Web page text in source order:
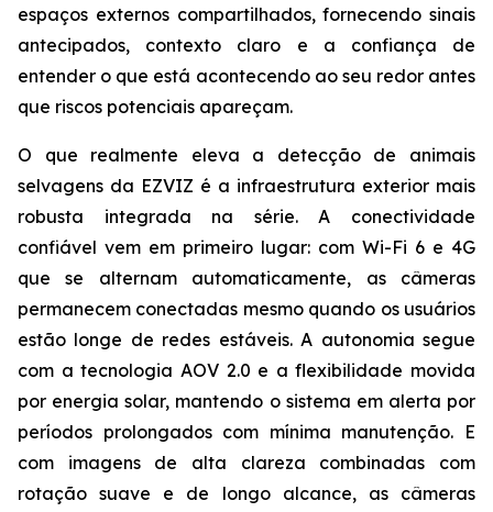
espaços externos compartilhados, fornecendo sinais
antecipados, contexto claro e a confiança de
entender o que está acontecendo ao seu redor antes
que riscos potenciais apareçam.
O que realmente eleva a detecção de animais
selvagens da EZVIZ é a infraestrutura exterior mais
robusta integrada na série. A conectividade
confiável vem em primeiro lugar: com Wi-Fi 6 e 4G
que se alternam automaticamente, as câmeras
permanecem conectadas mesmo quando os usuários
estão longe de redes estáveis. A autonomia segue
com a tecnologia AOV 2.0 e a flexibilidade movida
por energia solar, mantendo o sistema em alerta por
períodos prolongados com mínima manutenção. E
com imagens de alta clareza combinadas com
rotação suave e de longo alcance, as câmeras